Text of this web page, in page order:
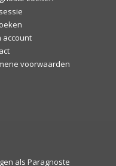
account
voorwaarden
als Paragnoste